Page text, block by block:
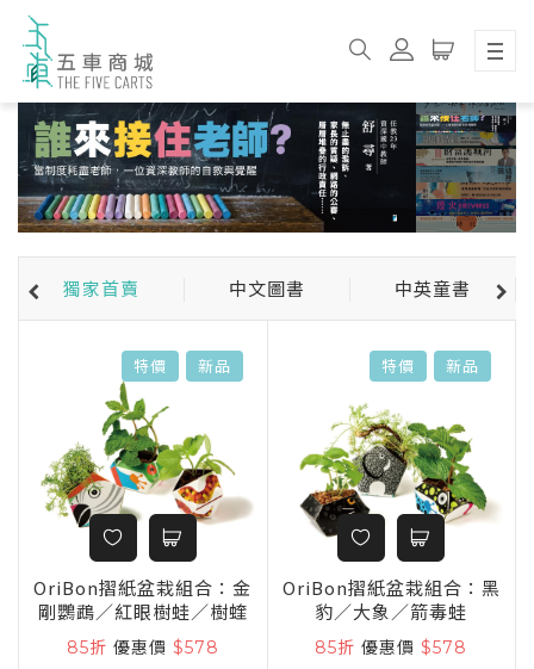
獨家首賣 中文圖書 中英童書
特價 新品
OriBon摺紙盆栽組合：金
剛鸚鵡／紅眼樹蛙／樹蝰
85折 優惠價 $578
特價 新品
OriBon摺紙盆栽組合：黑
豹／大象／箭毒蛙
85折優惠價$578